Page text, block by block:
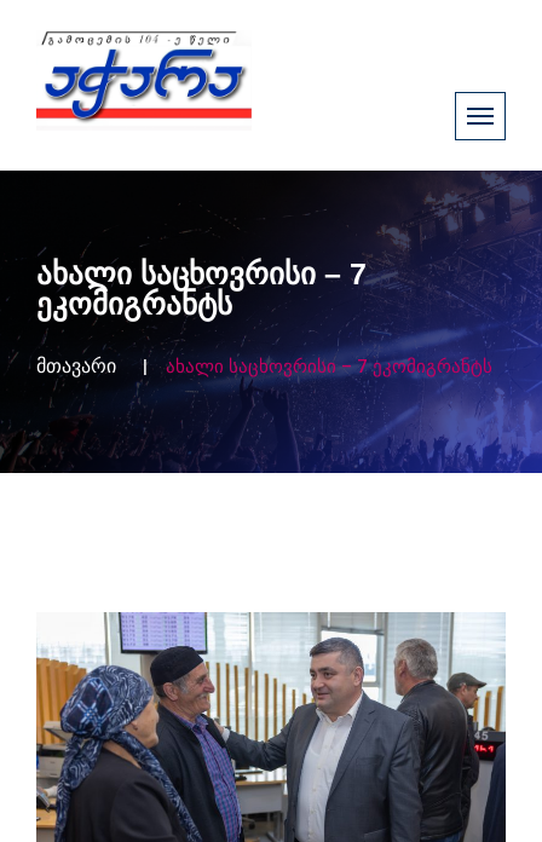
ახალი საცხოვრისი – 7
ეკომიგრანტს
მთავარი ახალი საცხოვრისი – 7 ეკომიგრანტს